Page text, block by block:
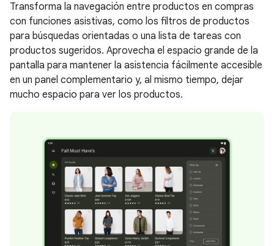
Transforma la navegación entre productos en compras
con funciones asistivas, como los filtros de productos
para búsquedas orientadas o una lista de tareas con
productos sugeridos. Aprovecha el espacio grande de la
pantalla para mantener la asistencia fácilmente accesible
en un panel complementario y, al mismo tiempo, dejar
mucho espacio para ver los productos.